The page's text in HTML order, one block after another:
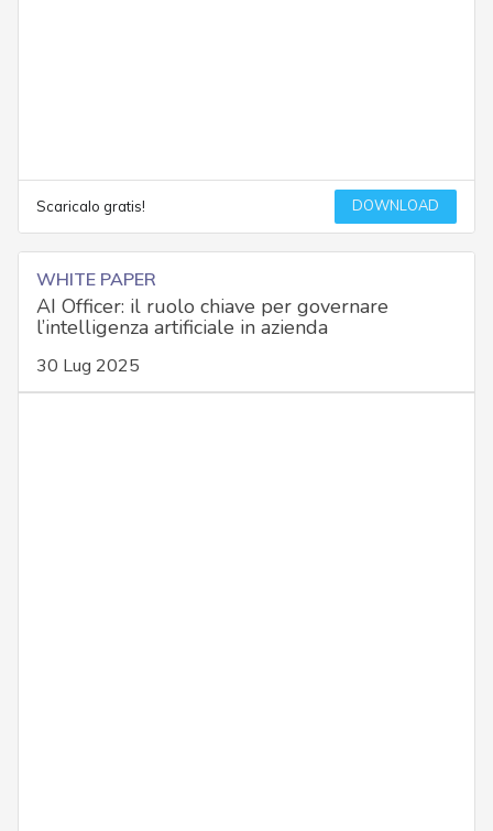
Scaricalo gratis! DOWNLOAD
WHITE PAPER
AI Officer: il ruolo chiave per governare
l’intelligenza artificiale in azienda
30 Lug 2025